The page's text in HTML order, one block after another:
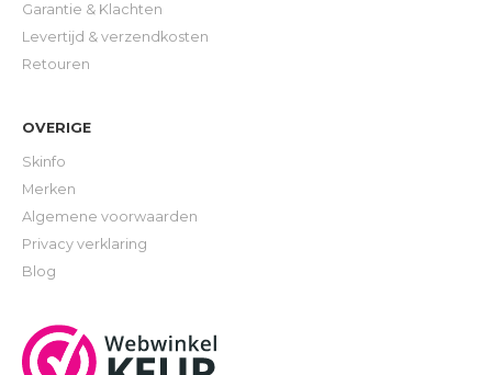
Garantie & Klachten
Levertijd & verzendkosten
Retouren
OVERIGE
Skinfo
Merken
Algemene voorwaarden
Privacy verklaring
Blog